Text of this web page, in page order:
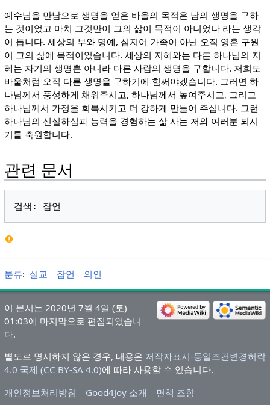
예수님을 만남으로 생명을 얻은 바울의 목적은 남의 생명을 구하
는 것이었고 마치 그것만이 그의 삶이 목적이 아니었나 라는 생각
이 듭니다. 세상의 부와 명예, 심지어 가족이 아닌 오직 영혼 구원
이 그의 삶에 목적이었습니다. 세상의 지혜와는 다른 하나님의 지
혜는 자기의 생명뿐 아니라 다른 사람의 생명을 구합니다. 저희도
바울처럼 오직 다른 생명을 구하기에 힘써야겠습니다. 그러면 하
나님께서 풍성하게 채워주시고, 하나님께서 높여주시고, 그리고
하나님께서 가정을 회복시키고 더 강하게 만들어 주십니다. 그런
하나님의 신실하심과 능력을 경험하는 삶 사는 저와 여러분 되시
기를 축원합니다.
관련 문서
분류: 설교 잠언 의인
이 문서는 2020년 7월 4일 (토)
01:03에 마지막으로 편집되었습니
다.
별도로 명시하지 않은 경우, 내용은 저작자표시-동일조건변경허락
4.0 국제 (CC BY-SA 4.0)에 따라 사용할 수 있습니다.
개인정보처리방침
Good4Joy 소개 면책 조항